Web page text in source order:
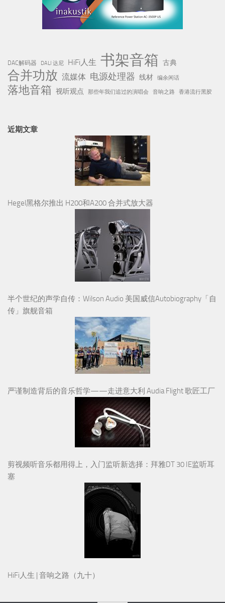
DAC解码器 DALI 达尼 HiFi人生 书架音箱 古典
合并功放 流媒体 电源处理器 线材 编余闲话
落地音箱 视听观点 那些年我们追过的演唱会 音响之路 香港流行黑胶
近期文章
Hegel黑格尔推出 H200和A200 合并式放大器
半个世纪的声学自传：Wilson Audio 美国威信Autobiography「自
传」旗舰音箱
严谨制造背后的音乐哲学——走进意大利 Audia Flight 歌匠工厂
剪视频听音乐都用得上，入门监听新选择：拜雅DT 30 IE监听耳
塞
HiFi人生 | 音响之路（九十）